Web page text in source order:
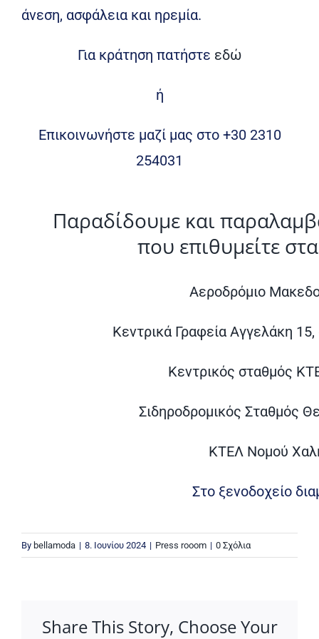
άνεση, ασφάλεια και ηρεμία.
Για κράτηση πατήστε εδώ
ή
Επικοινωνήστε μαζί μας στο +30 2310
254031
Παραδίδουμε και
που επιθυμείτε
Αεροδρόμιο
Κεντρικά Γραφεία Αγγελάκη
Κεντρικός σταθμός
Σιδηροδρομικός Σταθμός
ΚΤΕΛ Νομού
Στο ξενοδοχείο
By bellamoda | 8. Ιουνίου 2024 | Press rooom | 0 Σχόλια
Share This Story, Choose Your